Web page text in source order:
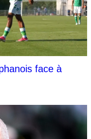
face à